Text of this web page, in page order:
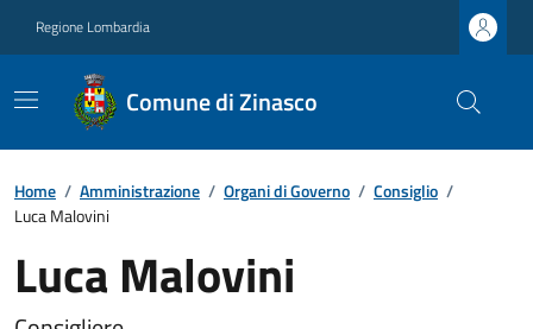
Regione Lombardia
Comune di Zinasco
Home / Amministrazione / Organi di Governo / Consiglio /
Luca Malovini
Luca Malovini